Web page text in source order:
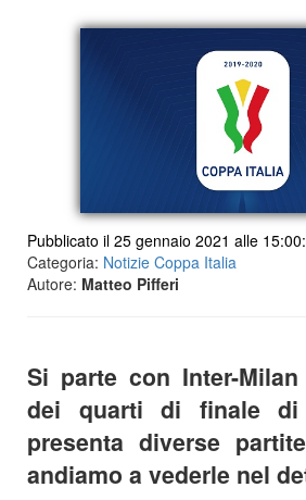
Pubblicato il 25 gennaio 2021 alle
Categoria: Notizie Coppa Italia
Autore: Matteo Pifferi
Si parte con Inter-
dei quarti di finale di
presenta diverse
andiamo a vederle nel